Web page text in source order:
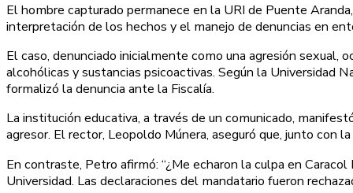
El hombre capturado permanece en la URI de Puente
interpretación de los hechos y el manejo de denuncias en
El caso, denunciado inicialmente como una agresión sexual,
alcohólicas y sustancias psicoactivas. Según la Universidad
formalizó la denuncia ante la Fiscalía.
La institución educativa, a través de un comunicado,
agresor. El rector, Leopoldo Múnera, aseguró que, junto con
En contraste, Petro afirmó: “¿Me echaron la culpa en
Universidad. Las declaraciones del mandatario fueron